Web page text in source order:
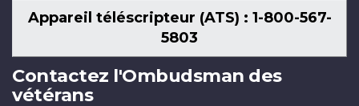
Appareil téléscripteur (ATS) : 1-800-567-
5803
Contactez l'Ombudsman des
vétérans